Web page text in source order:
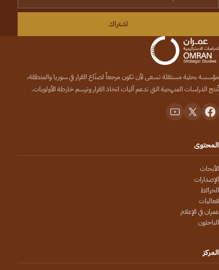
اشتراك
مؤسسة بحثية مستقلة تسعى لأن تكون مرجعاً لصنّاع القرار في سوريا والمنطقة،
تُنتج الدراسات المنهجية التي تدعم آليات اتخاذ القرار وترسم خارطة الأولويات.
المحتوى
الأبحاث
الإصدارات
الخرائط
فعاليات
عمران في الإعلام
الباحثون
المركز